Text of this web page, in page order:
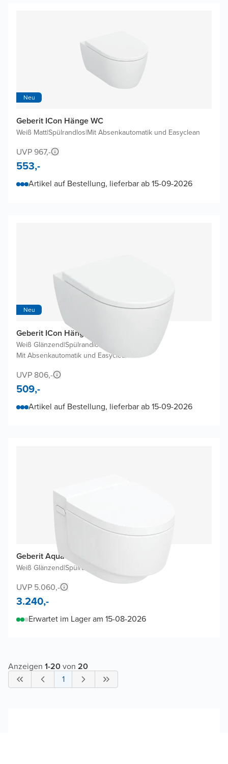
Neu
Geberit ICon Hänge WC
Weiß Matt|Spülrandlos|Mit Absenkautomatik und Easyclean
UVP 967,-
553,-
Artikel auf Bestellung, lieferbar ab 15-09-2026
Neu
Geberit ICon Hänge WC
Weiß Glänzend|Spülrandlos
Mit Absenkautomatik und Easyclean
UVP 806,-
509,-
Artikel auf Bestellung, lieferbar ab 15-09-2026
Geberit Aquaclean Mera Dusch WC
Weiß Glänzend|Spülrandlos
UVP 5.060,-
3.240,-
Erwartet im Lager am 15-08-2026
Anzeigen 1-20von 20
1